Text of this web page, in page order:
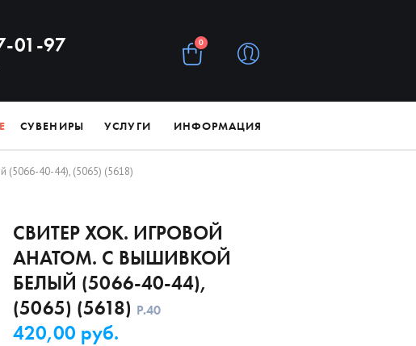
01-97 0
СУВЕНИРЫ УСЛУГИ ИНФОРМАЦИЯ
(5066-40-44), (5065) (5618)
СВИТЕР ХОК. ИГРОВОЙ
АНАТОМ. С ВЫШИВКОЙ
БЕЛЫЙ (5066-40-44),
(5065) (5618) Р.40
420,00 руб.